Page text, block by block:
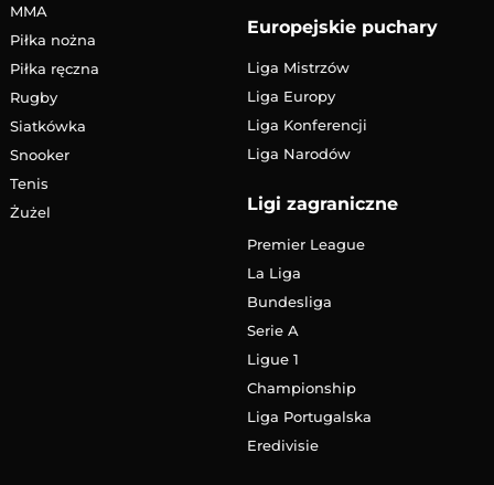
MMA
Piłka nożna
Piłka ręczna
Rugby
Siatkówka
Snooker
Tenis
Żużel
Europejskie puchary
Liga Mistrzów
Liga Europy
Liga Konferencji
Liga Narodów
Ligi zagraniczne
Premier League
La Liga
Bundesliga
Serie A
Ligue 1
Championship
Liga Portugalska
Eredivisie